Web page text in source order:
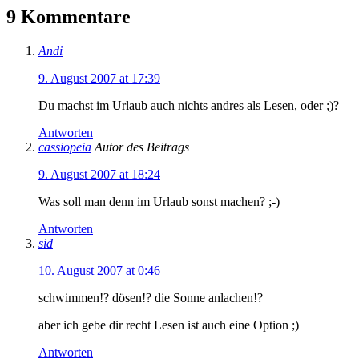
9 Kommentare
Andi
9. August 2007 at 17:39
Du machst im Urlaub auch nichts andres als Lesen, oder ;)?
Antworten
cassiopeia Autor des Beitrags
9. August 2007 at 18:24
Was soll man denn im Urlaub sonst machen? ;-)
Antworten
sid
10. August 2007 at 0:46
schwimmen!? dösen!? die Sonne anlachen!?
aber ich gebe dir recht Lesen ist auch eine Option ;)
Antworten